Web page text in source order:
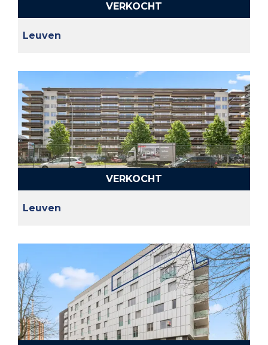
VERKOCHT
Leuven
VERKOCHT
Leuven